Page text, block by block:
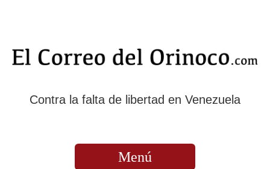
Contra la falta de libertad en Venezuela
Menú